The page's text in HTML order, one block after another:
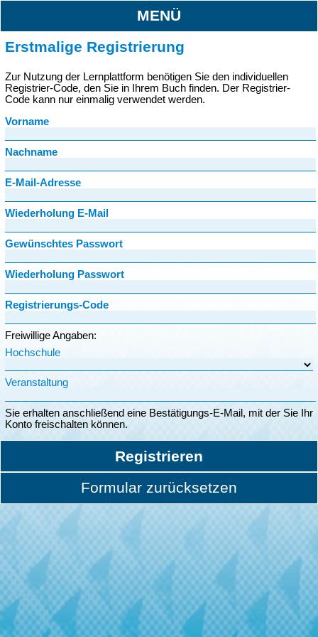
MENÜ
Erstmalige Registrierung
Zur Nutzung der Lernplattform benötigen Sie den individuellen
Registrier-Code, den Sie in Ihrem Buch finden. Der Registrier-
Code kann nur einmalig verwendet werden.
Vorname
Nachname
E-Mail-Adresse
Wiederholung E-Mail
Gewünschtes Passwort
Wiederholung Passwort
Registrierungs-Code
Freiwillige Angaben:
Hochschule
Veranstaltung
Sie erhalten anschließend eine Bestätigungs-E-Mail, mit der Sie Ihr
Konto freischalten können.
Registrieren
Formular zurücksetzen